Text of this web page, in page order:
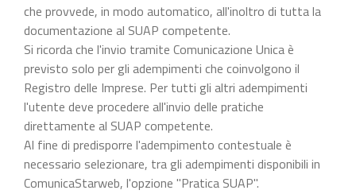
che provvede, in modo automatico, all'inoltro di tutta la
documentazione al SUAP competente.
Si ricorda che l'invio tramite Comunicazione Unica è
previsto solo per gli adempimenti che coinvolgono il
Registro delle Imprese. Per tutti gli altri adempimenti
l'utente deve procedere all'invio delle pratiche
direttamente al SUAP competente.
Al fine di predisporre l'adempimento contestuale è
necessario selezionare, tra gli adempimenti disponibili in
ComunicaStarweb, l'opzione "Pratica SUAP".